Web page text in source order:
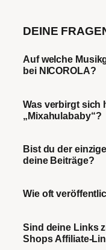
DEINE
Auf welche
bei NICOROLA?
Was verbirgt sich
„Mixahulababy“?
Bist du der
deine Beiträge?
Wie oft
Sind deine Links
Shops Affiliate-